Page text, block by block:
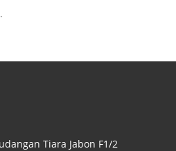
Tiara Jabon F1/2